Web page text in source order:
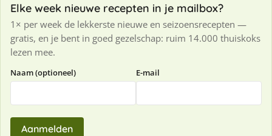
Elke week nieuwe recepten in je mailbox?
1× per week de lekkerste nieuwe en seizoensrecepten —
gratis, en je bent in goed gezelschap: ruim 14.000 thuiskoks
lezen mee.
Naam (optioneel) E-mail
Aanmelden